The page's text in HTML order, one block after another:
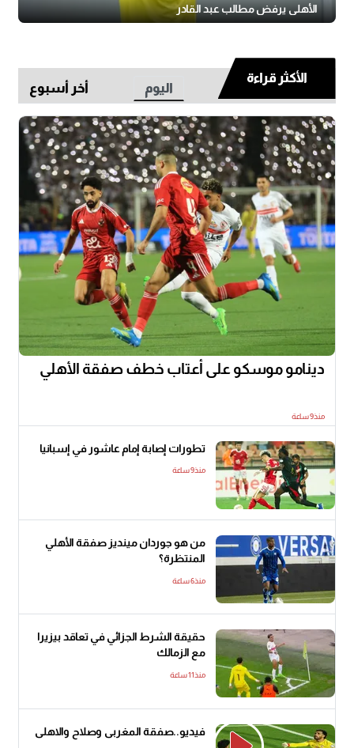
الأهلي يرفض مطالب عبد القادر
الأكثر قراءة
اليوم أخر أسبوع
دينامو موسكو على أعتاب خطف صفقة الأهلي
منذ9 ساعة
تطورات إصابة إمام عاشور في إسبانيا
منذ9 ساعة
من هو جوردان مينديز صفقة الأهلي
المنتظرة؟
منذ6 ساعة
حقيقة الشرط الجزائي في تعاقد بيزيرا
مع الزمالك
منذ11 ساعة
فيديو..صفقة المغربى وصلاح والاهلى